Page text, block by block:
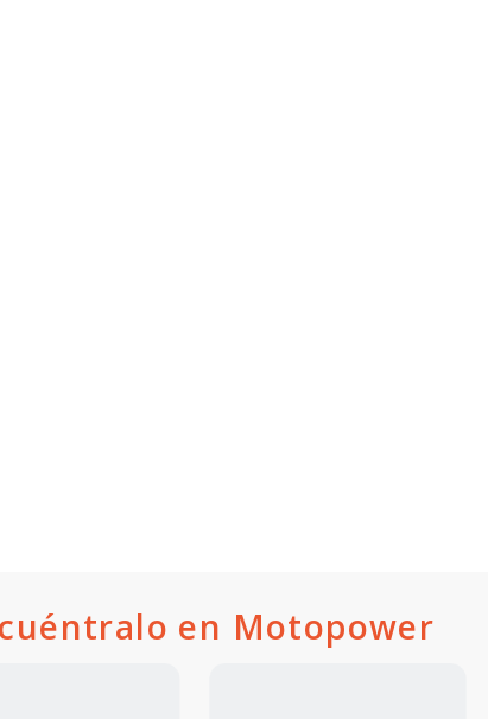
en Motopower